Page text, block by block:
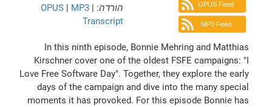
OPUS Feed
MP3 Feed
הורדה:
OPUS | MP3 |
Transcript
In this ninth episode, Bonnie Mehring and Matthias
Kirschner cover one of the oldest FSFE campaigns: "I
Love Free Software Day". Together, they explore the early
days of the campaign and dive into the many special
moments it has provoked. For this episode Bonnie has